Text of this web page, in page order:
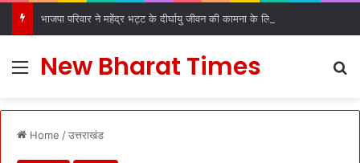
Menu
New Bharat Times
Home /उत्तराखंड